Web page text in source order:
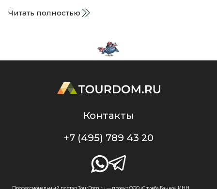
Читать полностью
Контакты
+7 (495) 789 43 20
Профессиональный портал TourDom.ru — проект ООО «Служба Банко», ИНН